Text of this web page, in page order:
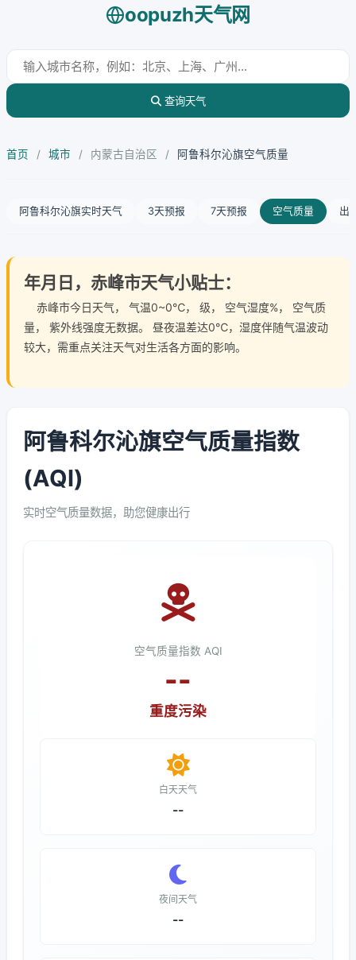
oopuzh天气网
查询天气
首页 / 城市 / 内蒙古自治区 / 阿鲁科尔沁旗空气质量
阿鲁科尔沁旗实时天气 3天预报 7天预报 空气质量 出
年月日，赤峰市天气小贴士：
赤峰市今日天气， 气温0~0℃， 级， 空气湿度%， 空气质
量， 紫外线强度无数据。 昼夜温差达0℃，湿度伴随气温波动
较大，需重点关注天气对生活各方面的影响。
阿鲁科尔沁旗空气质量指数
(AQI)
实时空气质量数据，助您健康出行
空气质量指数 AQI
--
重度污染
白天天气
--
夜间天气
--